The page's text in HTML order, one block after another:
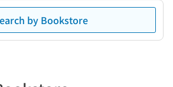
by Bookstore